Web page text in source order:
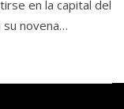
en la capital del
novena…